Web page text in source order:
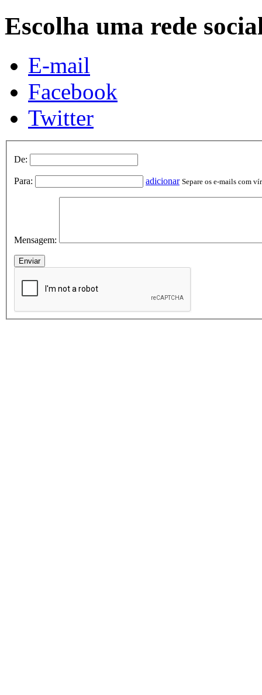
Escolha uma rede
E-mail
Facebook
Twitter
De:
Para: adicionar Separe os e-mails com
Mensagem: